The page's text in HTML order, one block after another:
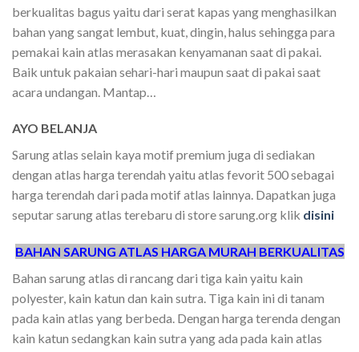
berkualitas bagus yaitu dari serat kapas yang menghasilkan
bahan yang sangat lembut, kuat, dingin, halus sehingga para
pemakai kain atlas merasakan kenyamanan saat di pakai.
Baik untuk pakaian sehari-hari maupun saat di pakai saat
acara undangan. Mantap…
AYO BELANJA
Sarung atlas selain kaya motif premium juga di sediakan
dengan atlas harga terendah yaitu atlas fevorit 500 sebagai
harga terendah dari pada motif atlas lainnya. Dapatkan juga
seputar sarung atlas terebaru di store sarung.org klik disini
BAHAN SARUNG ATLAS HARGA MURAH BERKUALITAS
Bahan sarung atlas di rancang dari tiga kain yaitu kain
polyester, kain katun dan kain sutra. Tiga kain ini di tanam
pada kain atlas yang berbeda. Dengan harga terenda dengan
kain katun sedangkan kain sutra yang ada pada kain atlas